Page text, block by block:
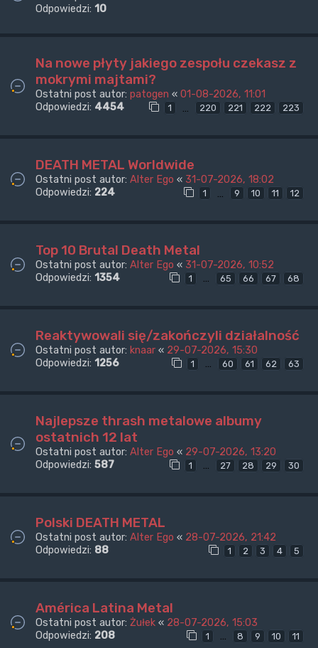
Odpowiedzi: 10
Na nowe płyty jakiego zespołu czekasz z
mokrymi majtami?
Ostatni post autor: patogen « 01-08-2026, 11:01
Odpowiedzi: 4454 1 … 220 221 222 223
DEATH METAL Worldwide
Ostatni post autor: Alter Ego « 31-07-2026, 18:02
Odpowiedzi: 224 1 9 10 11 12
Top 10 Brutal Death Metal
Ostatni post autor: Alter Ego « 31-07-2026, 10:52
Odpowiedzi: 1354 1 … 65 66 67 68
Reaktywowali się/zakończyli działalność
Ostatni post autor: knaar « 29-07-2026, 15:30
Odpowiedzi: 1256 1 … 60 61 62 63
Najlepsze thrash metalowe albumy
ostatnich 12 lat
Ostatni post autor: Alter Ego « 29-07-2026, 13:20
Odpowiedzi: 587 1 … 27 28 29 30
Polski DEATH METAL
Ostatni post autor: Alter Ego « 28-07-2026, 21:42
Odpowiedzi: 88 1 2 3 4 5
América Latina Metal
Ostatni post autor: Żułek « 28-07-2026, 15:03
Odpowiedzi: 208 1 … 8 9 10 11